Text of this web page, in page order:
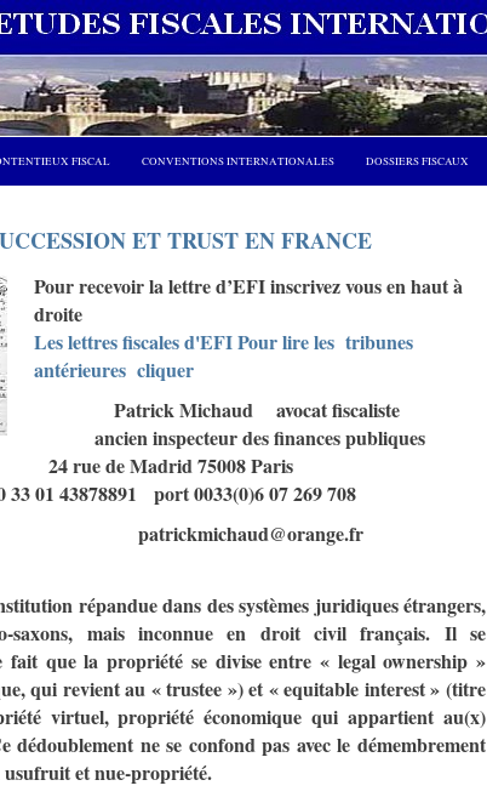
FISCAL CONVENTIONS INTERNATIONALES DOSSIERS FISCAUX
ET TRUST EN FRANCE
Pour recevoir la lettre d’EFI inscrivez vous en haut à
droite
Les lettres fiscales d'EFI Pour lire les tribunes
antérieures cliquer
Patrick Michaud avocat fiscaliste
ancien inspecteur des finances publiques
24 rue de Madrid 75008 Paris
33 01 43878891 port 0033(0)6 07 269 708
répandue dans des systèmes juridiques étrangers,
saxons, mais inconnue en droit civil français. Il se
fait que la propriété se divise entre « legal ownership »
qui revient au « trustee ») et « equitable interest » (titre
virtuel, propriété économique qui appartient au(x)
dédoublement ne se confond pas avec le démembrement
et nue-propriété.